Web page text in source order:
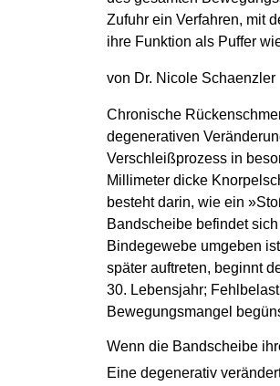
Zufuhr ein Verfahren, mit
ihre Funktion als Puffer
von Dr. Nicole Schaenzler
Chronische
degenerativen
Verschleißprozess in
Millimeter dicke
besteht darin, wie ein
Bandscheibe befindet
Bindegewebe umgeben
später auftreten, beginnt
30. Lebensjahr;
Bewegungsmangel
Wenn die Bandscheibe
Eine degenerativ